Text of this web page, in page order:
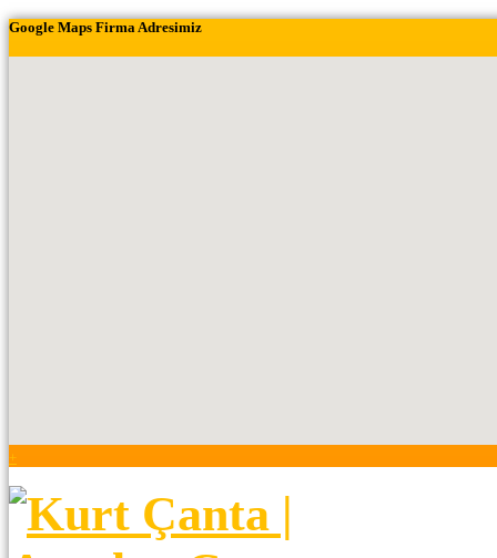
Google Maps Firma Adresimiz
+